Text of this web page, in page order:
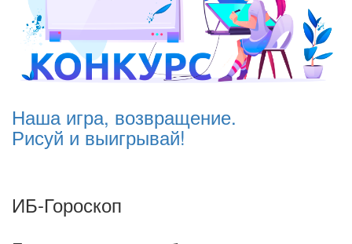
Наша игра, возвращение.
Рисуй и выигрывай!
ИБ-Гороскоп